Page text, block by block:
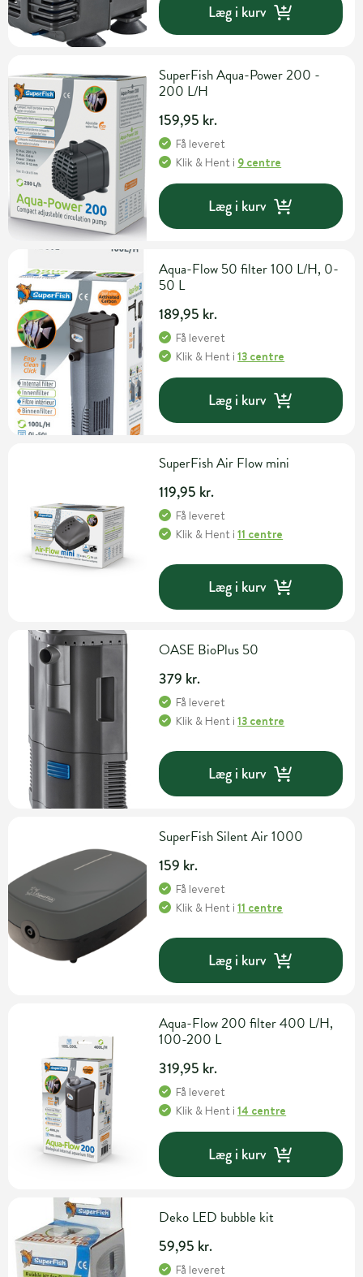
Læg i kurv
SuperFish Aqua-Power 200 -
200 L/H
159,95 kr.
Få leveret
Klik & Hent i 9 centre
Læg i kurv
Aqua-Flow 50 filter 100 L/H, 0-
50 L
189,95 kr.
Få leveret
Klik & Hent i13 centre
Læg i kurv
SuperFish Air Flow mini
119,95 kr.
Få leveret
Klik & Hent i11 centre
Læg i kurv
OASE BioPlus 50
379 kr.
Få leveret
Klik & Hent i13 centre
Læg i kurv
SuperFish Silent Air 1000
159 kr.
Få leveret
Klik & Hent i11 centre
Læg i kurv
Aqua-Flow 200 filter 400 L/H,
100-200 L
319,95 kr.
Få leveret
Klik & Hent i14 centre
Læg i kurv
Deko LED bubble kit
59,95 kr.
Få leveret